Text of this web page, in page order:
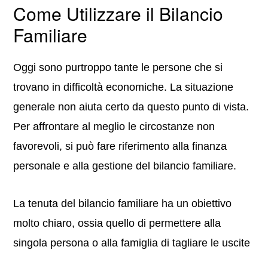
Come Utilizzare il Bilancio
Familiare
Oggi sono purtroppo tante le persone che si
trovano in difficoltà economiche. La situazione
generale non aiuta certo da questo punto di vista.
Per affrontare al meglio le circostanze non
favorevoli, si può fare riferimento alla finanza
personale e alla gestione del bilancio familiare.
La tenuta del bilancio familiare ha un obiettivo
molto chiaro, ossia quello di permettere alla
singola persona o alla famiglia di tagliare le uscite